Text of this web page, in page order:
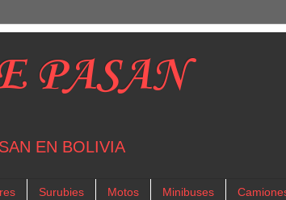
PASAN
EN BOLIVIA
Surubies Motos Minibuses